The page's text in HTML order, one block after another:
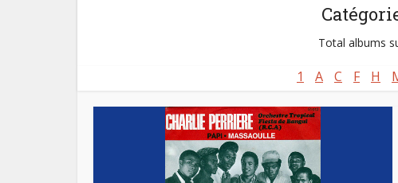
Total albums
1 A C F H